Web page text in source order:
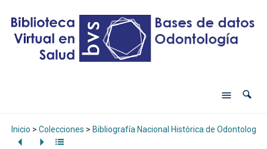
Inicio > Colecciones > Bibliografía Nacional Histórica de Odontología